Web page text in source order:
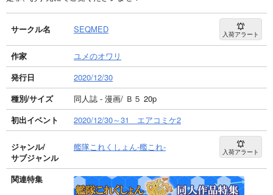
サークル名 SEQMED 入荷アラート
作家
ユメのオワリ
発行日
2020/12/30
種別/サイズ
同人誌 - 漫画/ Ｂ５ 20p
初出イベント
2020/12/30～31 エアコミケ2
ジャンル/
サブジャンル
艦隊これくしょん-艦これ- 入荷アラート
関連特集